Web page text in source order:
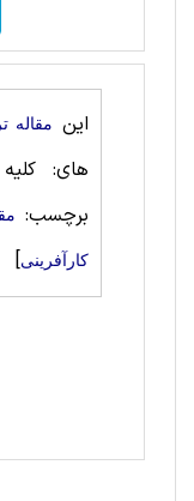
این مقاله
های:
برچسب:
کارآفرینی]